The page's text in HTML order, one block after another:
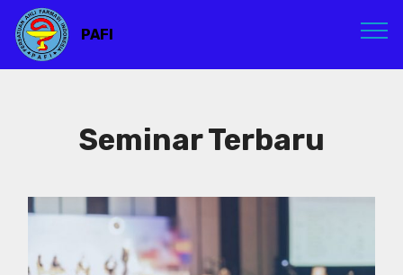
PAFI
Seminar Terbaru